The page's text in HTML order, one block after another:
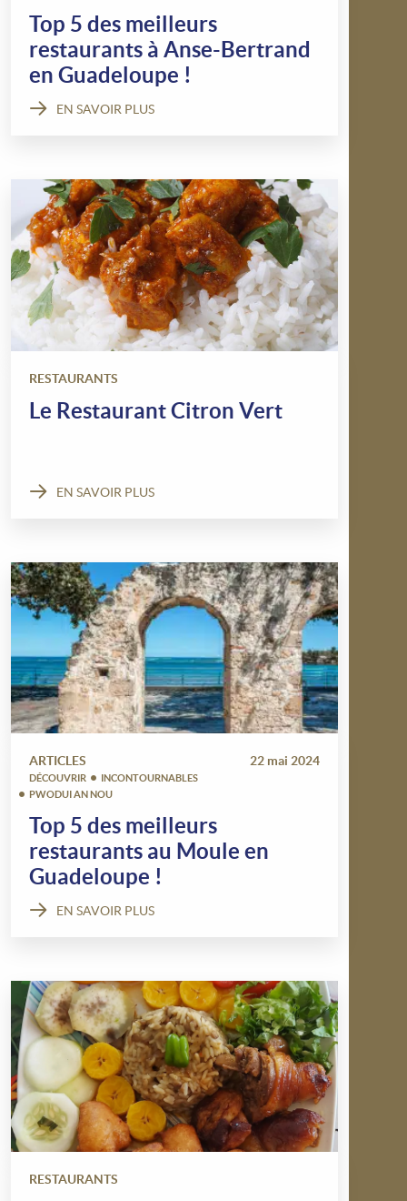
Top 5 des meilleurs
restaurants à Anse-Bertrand
en Guadeloupe !
EN SAVOIR PLUS
RESTAURANTS
Le Restaurant Citron Vert
EN SAVOIR PLUS
ARTICLES
DÉCOUVRIR
INCONTOURNABLES
PWODUI AN NOU
22 mai 2024
Top 5 des meilleurs
restaurants au Moule en
Guadeloupe !
EN SAVOIR PLUS
RESTAURANTS